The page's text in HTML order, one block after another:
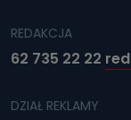
REDAKCJA
62 735 22 22
DZIAŁ REKLAMY